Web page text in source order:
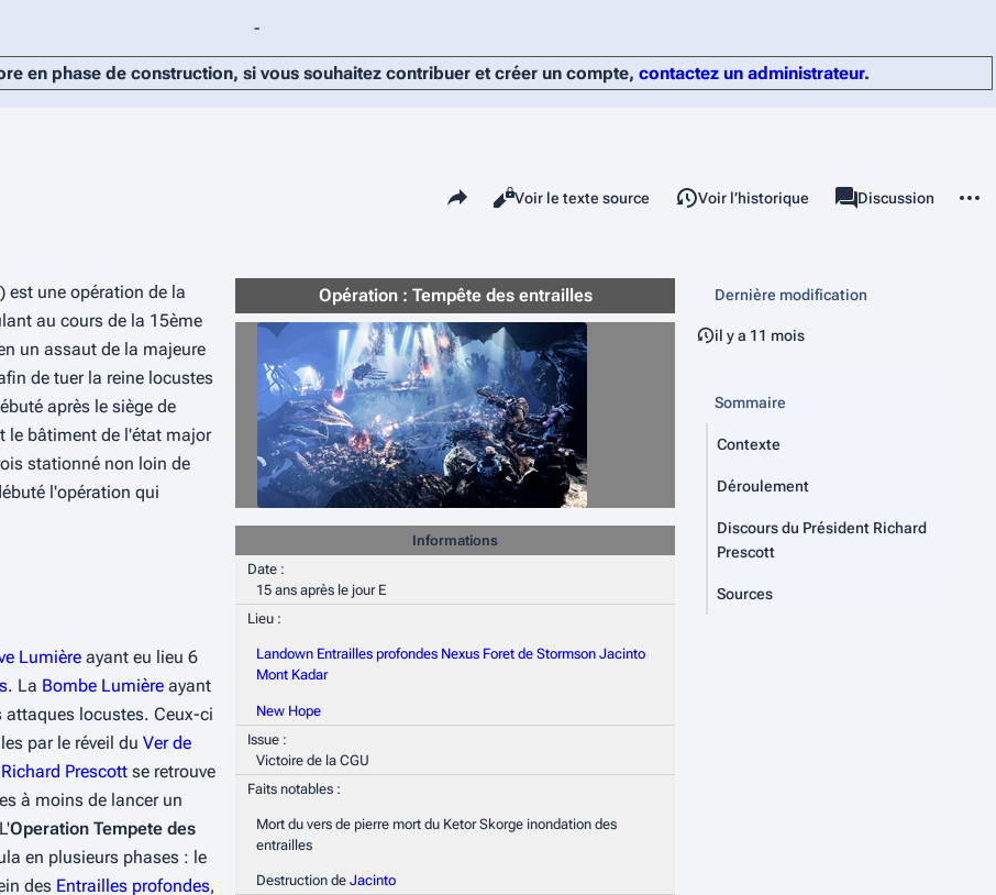
-
en phase de construction, si vous souhaitez contribuer et créer un compte, contactez un administrateur.
Partager cette page
Affichages
Lire
Voir le texte source Voir l’historique associated-pages
Page
Discussion
Opération : Tempête des entrailles
Informations
Date :
15 ans après le jour E
Lieu :
Landown Entrailles profondes Nexus Foret de Stormson Jacinto
Mont Kadar
New Hope
Issue :
Victoire de la CGU
Faits notables :
Mort du vers de pierre mort du Ketor Skorge inondation des
entrailles
Destruction de Jacinto
est une opération de la
au cours de la 15ème
un assaut de la majeure
de tuer la reine locustes
après le siège de
le bâtiment de l'état major
stationné non loin de
l'opération qui
Lumière ayant eu lieu 6
. La Bombe Lumière ayant
attaques locustes. Ceux-ci
par le réveil du Ver de
Richard Prescott se retrouve
à moins de lancer un
Operation Tempete des
en plusieurs phases : le
des Entrailles profondes,
Dernière modification
il y a 11 mois
Sommaire
Contexte
Déroulement
Discours du Président Richard
Prescott
Sources